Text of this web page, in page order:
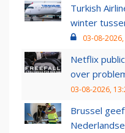
Turkish
winter
03-08-
Netflix
over
03-08-2026,
Brussel